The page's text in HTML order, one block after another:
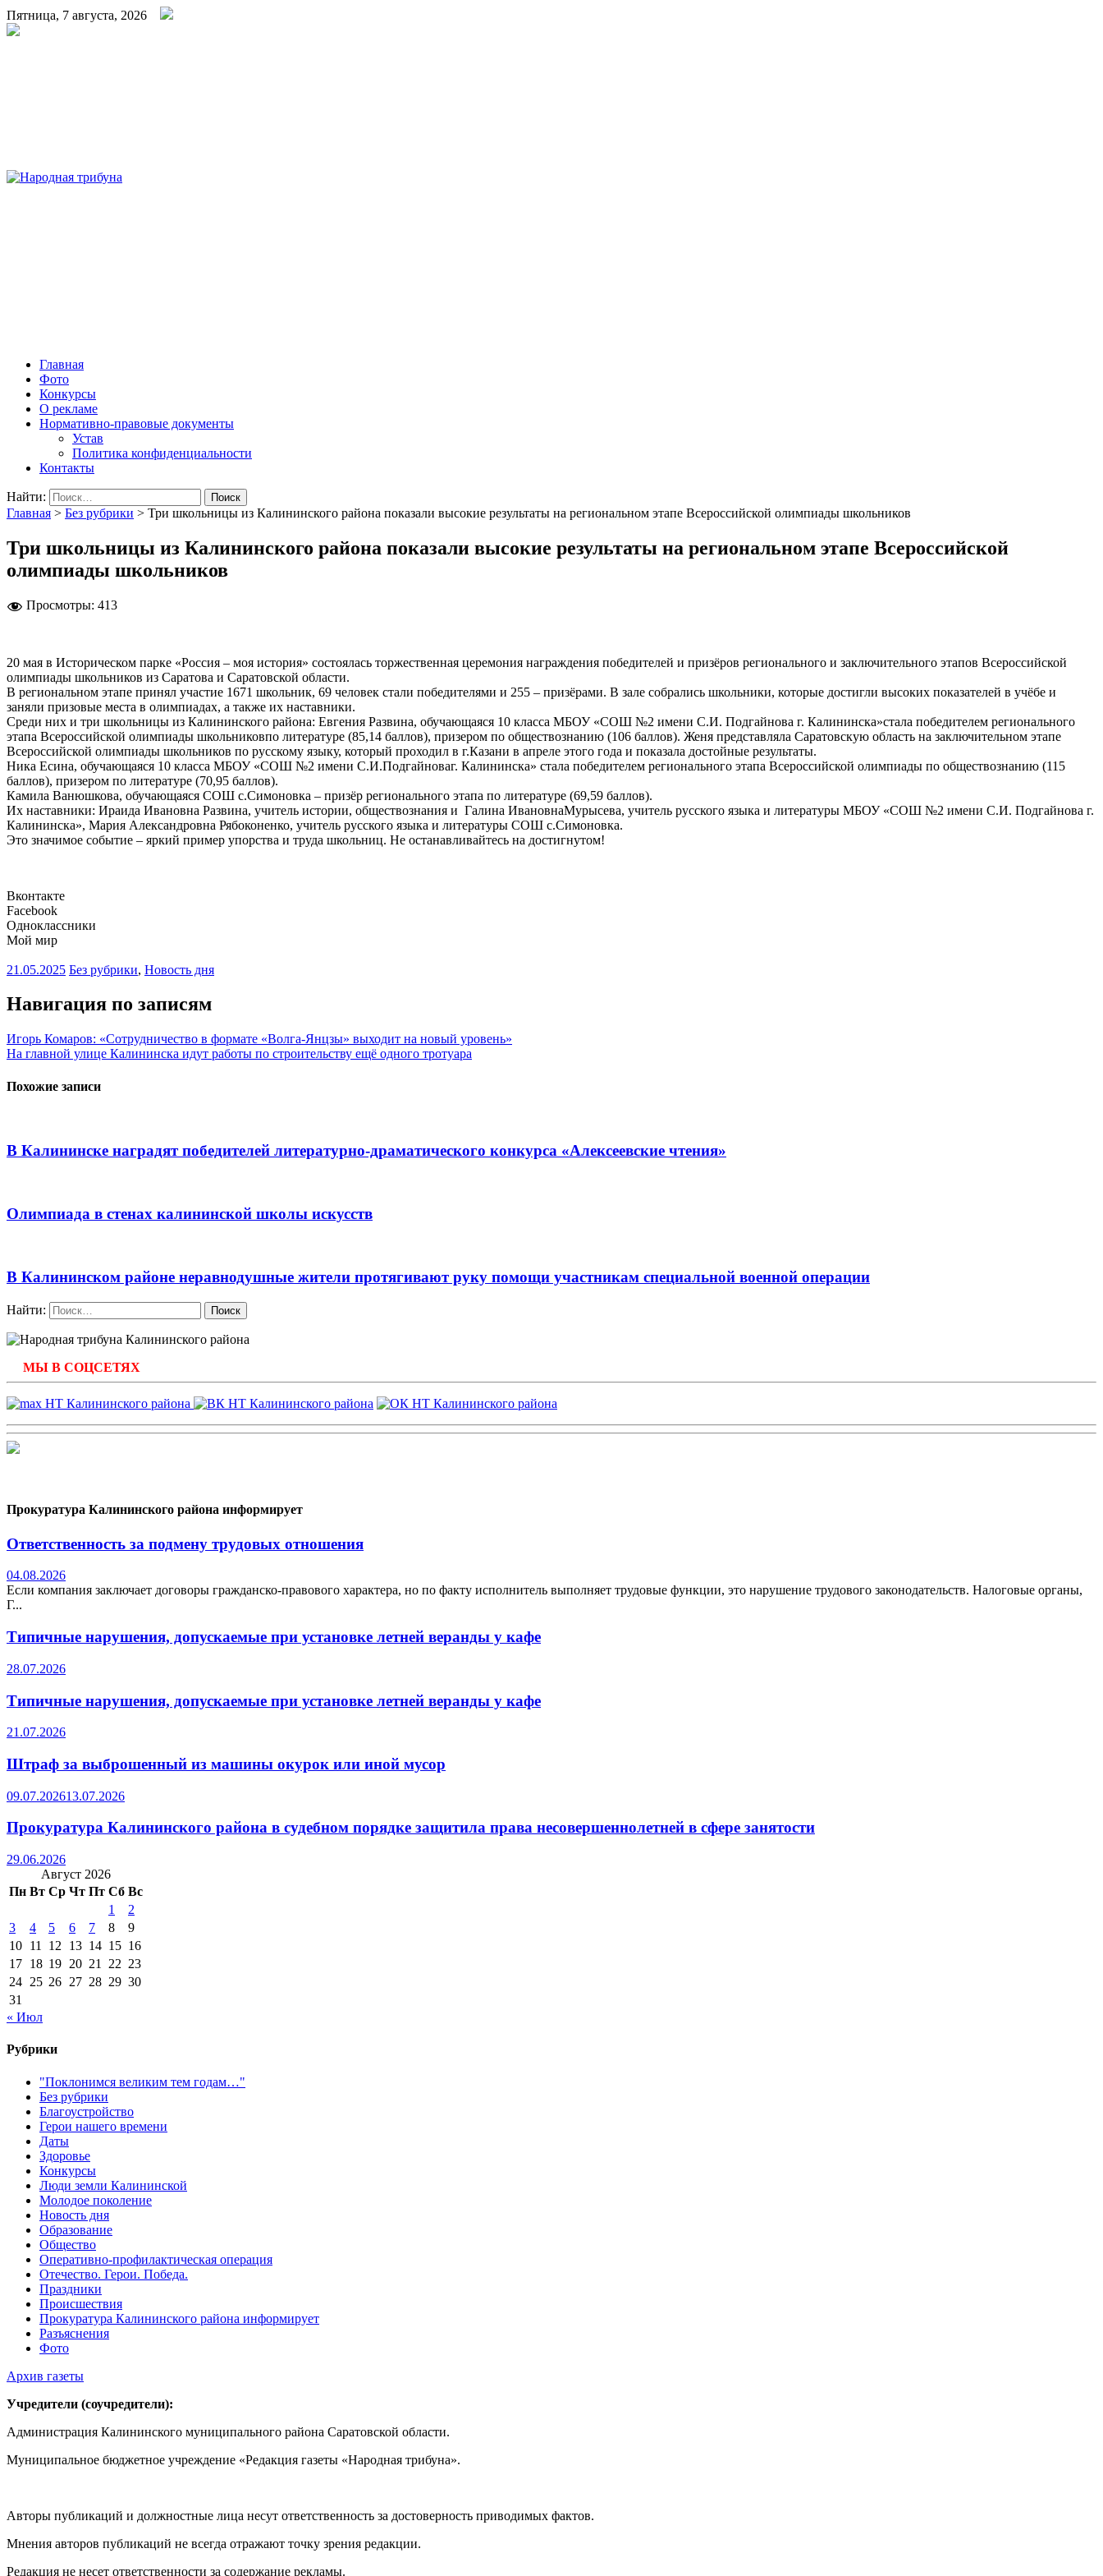
Пятница, 7 августа, 2026
Главная
Фото
Конкурсы
О рекламе
Нормативно-правовые документы
Устав
Политика конфиденциальности
Контакты
Найти:
Главная > Без рубрики > Три школьницы из Калининского района показали высокие результаты на региональном этапе Всероссийской олимпиады школьников
Три школьницы из Калининского района показали высокие результаты на региональном этапе Всероссийской
олимпиады школьников
Просмотры: 413
20 мая в Историческом парке «Россия – моя история» состоялась торжественная церемония награждения победителей и призёров регионального и заключительного этапов Всероссийской
олимпиады школьников из Саратова и Саратовской области.
В региональном этапе принял участие 1671 школьник, 69 человек стали победителями и 255 – призёрами. В зале собрались школьники, которые достигли высоких показателей в учёбе и
заняли призовые места в олимпиадах, а также их наставники.
Среди них и три школьницы из Калининского района: Евгения Развина, обучающаяся 10 класса МБОУ «СОШ №2 имени С.И. Подгайнова г. Калининска»стала победителем регионального
этапа Всероссийской олимпиады школьниковпо литературе (85,14 баллов), призером по обществознанию (106 баллов). Женя представляла Саратовскую область на заключительном этапе
Всероссийской олимпиады школьников по русскому языку, который проходил в г.Казани в апреле этого года и показала достойные результаты.
Ника Есина, обучающаяся 10 класса МБОУ «СОШ №2 имени С.И.Подгайноваг. Калининска» стала победителем регионального этапа Всероссийской олимпиады по обществознанию (115
баллов), призером по литературе (70,95 баллов).
Камила Ванюшкова, обучающаяся СОШ с.Симоновка – призёр регионального этапа по литературе (69,59 баллов).
Их наставники: Ираида Ивановна Развина, учитель истории, обществознания и Галина ИвановнаМурысева, учитель русского языка и литературы МБОУ «СОШ №2 имени С.И. Подгайнова г.
Калининска», Мария Александровна Рябоконенко, учитель русского языка и литературы СОШ с.Симоновка.
Это значимое событие – яркий пример упорства и труда школьниц. Не останавливайтесь на достигнутом!
Вконтакте
Facebook
Одноклассники
Мой мир
21.05.2025 Без рубрики, Новость дня
Навигация по записям
Игорь Комаров: «Сотрудничество в формате «Волга-Янцзы» выходит на новый уровень»
На главной улице Калининска идут работы по строительству ещё одного тротуара
Похожие записи
В Калининске наградят победителей литературно-драматического конкурса «Алексеевские чтения»
Олимпиада в стенах калининской школы искусств
В Калининском районе неравнодушные жители протягивают руку помощи участникам специальной военной операции
Найти:
МЫ В СОЦСЕТЯХ
Прокуратура Калининского района информирует
Ответственность за подмену трудовых отношения
04.08.2026
Если компания заключает договоры гражданско-правового характера, но по факту исполнитель выполняет трудовые функции, это нарушение трудового законодательств. Налоговые органы,
Г...
Типичные нарушения, допускаемые при установке летней веранды у кафе
28.07.2026
Типичные нарушения, допускаемые при установке летней веранды у кафе
21.07.2026
Штраф за выброшенный из машины окурок или иной мусор
09.07.202613.07.2026
Прокуратура Калининского района в судебном порядке защитила права несовершеннолетней в сфере занятости
29.06.2026
Август 2026
Пн Вт Ср Чт Пт Сб Вс
1
2
3
4 5 6 7 8
9
10 11 12 13 14 15 16
17 18 19 20 21 22 23
24 25 26 27 28 29 30
31
« Июл
Рубрики
"Поклонимся великим тем годам…"
Без рубрики
Благоустройство
Герои нашего времени
Даты
Здоровье
Конкурсы
Люди земли Калининской
Молодое поколение
Новость дня
Образование
Общество
Оперативно-профилактическая операция
Отечество. Герои. Победа.
Праздники
Происшествия
Прокуратура Калининского района информирует
Разъяснения
Фото
Архив газеты
Учредители (соучредители):
Администрация Калининского муниципального района Саратовской области.
Муниципальное бюджетное учреждение «Редакция газеты «Народная трибуна».
Авторы публикаций и должностные лица несут ответственность за достоверность приводимых фактов.
Мнения авторов публикаций не всегда отражают точку зрения редакции.
Редакция не несет ответственности за содержание рекламы.